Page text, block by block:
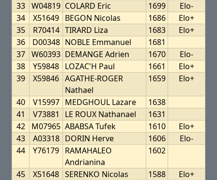
33 W04819 COLARD Eric 1699
Elo-
34
X51649 BEGON Nicolas 1686
Elo+
35
R70414 TIRARD Liza 1683
Elo+
36
D00348 NOBLE Emmanuel
1681
37 W60393 DEMANGE Adrien 1670
Elo-
38
Y59848 LOZAC'H Paul 1661
Elo+
39
X59846 AGATHE-ROGER
Nathael
1659 Elo+
40 V15997 MEDGHOUL Lazare
1638
41
V73881 LE ROUX Nathanael
1631
42
M07965 ABABSA Tufek 1610
Elo+
43
A03318 DORIN Herve 1606
Elo-
44
Y76179 RAMAHALEO
Andrianina
1602
45 X51648 SERENKO Nicolas 1588
Elo+